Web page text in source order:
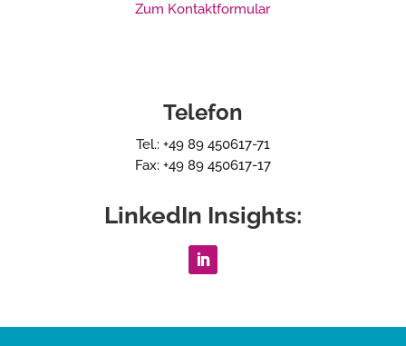
Zum Kontaktformular
Telefon
Tel.: +49 89 450617-71
Fax: +49 89 450617-17
LinkedIn Insights: